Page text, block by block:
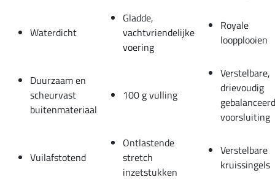
Waterdicht
Gladde,
vachtvriendelijke
voering
Royale
loopplooien
Duurzaam en
scheurvast
buitenmateriaal
100 g vulling
Verstelbare,
drievoudig
voorsluiting
Vuilafstotend
Ontlastende
stretch
inzetstukken
Verstelbare
kruissingels